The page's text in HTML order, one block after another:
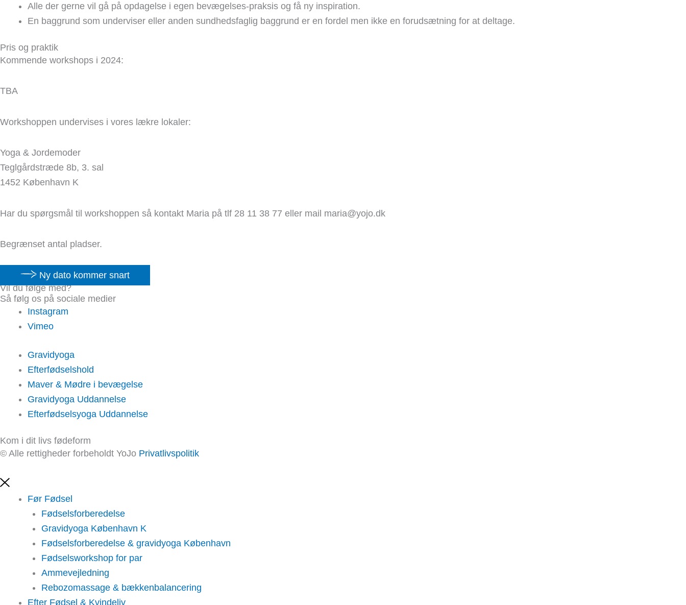
Alle der gerne vil gå på opdagelse i egen bevægelses-praksis og få ny inspiration.
En baggrund som underviser eller anden sundhedsfaglig baggrund er en fordel men ikke en forudsætning for at deltage.
Pris og praktik
Kommende workshops i 2024:
TBA
Workshoppen undervises i vores lækre lokaler:
Yoga & Jordemoder
Teglgårdstræde 8b, 3. sal
1452 København K
Har du spørgsmål til workshoppen så kontakt Maria på tlf 28 11 38 77 eller mail maria@yojo.dk
Begrænset antal pladser.
Ny dato kommer snart
Vil du følge med?
Så følg os på sociale medier
Instagram
Vimeo
Gravidyoga
Efterfødselshold
Maver & Mødre i bevægelse
Gravidyoga Uddannelse
Efterfødselsyoga Uddannelse
Kom i dit livs fødeform
© Alle rettigheder forbeholdt YoJo Privatlivspolitik
Før Fødsel
Fødselsforberedelse
Gravidyoga København K
Fødselsforberedelse & gravidyoga København
Fødselsworkshop for par
Ammevejledning
Rebozomassage & bækkenbalancering
Efter Fødsel & Kvindeliv